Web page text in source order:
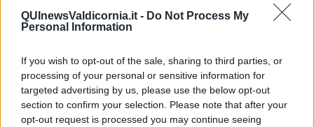
QUInewsValdicornia.it - Do Not Process My
Personal Information
If you wish to opt-out of the sale, sharing to third parties, or
processing of your personal or sensitive information for
targeted advertising by us, please use the below opt-out
section to confirm your selection. Please note that after your
opt-out request is processed you may continue seeing
Il guardiano
Lo sgombero
Il padre della storia
Pensieri brevi
L'evoluzione della specie
Il servizio
Riflessioni